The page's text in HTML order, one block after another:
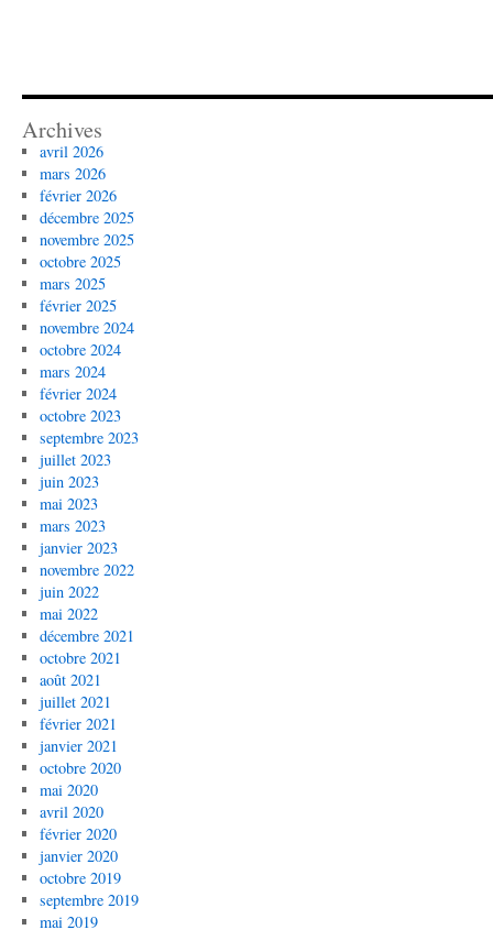
Archives
avril 2026
mars 2026
février 2026
décembre 2025
novembre 2025
octobre 2025
mars 2025
février 2025
novembre 2024
octobre 2024
mars 2024
février 2024
octobre 2023
septembre 2023
juillet 2023
juin 2023
mai 2023
mars 2023
janvier 2023
novembre 2022
juin 2022
mai 2022
décembre 2021
octobre 2021
août 2021
juillet 2021
février 2021
janvier 2021
octobre 2020
mai 2020
avril 2020
février 2020
janvier 2020
octobre 2019
septembre 2019
mai 2019